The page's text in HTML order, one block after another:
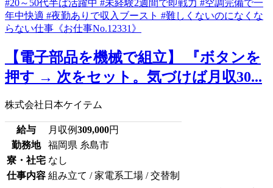
【電子部品を機械で組立】 『ボタンを
押す → 次をセット。気づけば月収30...
株式会社日本ケイテム
給与 月収例309,000円
勤務地
福岡県 糸島市
寮・社宅 なし
仕事内容 組み立て / 家電系工場 / 交替制